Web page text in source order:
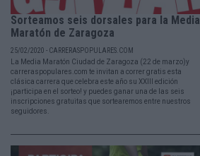
Sorteamos seis dorsales para la Media
Maratón de Zaragoza
25/02/2020 - CARRERASPOPULARES.COM
La Media Maratón Ciudad de Zaragoza (22 de marzo)y
carreraspopulares.com te invitan a correr gratis esta
clásica carrera que celebra este año su XXIII edición
¡participa en el sorteo! y puedes ganar una de las seis
inscripciones gratuitas que sortearemos entre nuestros
seguidores.